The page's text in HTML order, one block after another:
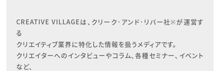
CREATIVE VILLAGEは、クリーク･アンド･リバー社※が運営す
る
クリエイティブ業界に特化した情報を扱うメディアです。
クリエイターへのインタビューやコラム、各種セミナー、イベント
など、